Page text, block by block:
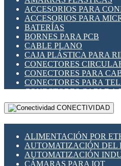
INDICADORES PARA
INTERFACES DE RELÉ
INTERRUPTORES FIN DE
LLAVES
MEDIDORES DE
MOTORES PASO A PASO
PANTALLAS HMI
PLC -CONTROLADORES
PROGRAMADORES DE
RELÉS DE PROTECCIÓN
SENSORES CAPACITIVOS
SENSORES INDUCTIVOS
TEMPORIZADORES
VARIACS
ACCESORIOS PARA
ACCESORIOS PARA
BATERÍAS
BORNES PARA PCB
CABLE PLANO
CAJA PLÁSTICA PARA
CONECTORES
CONECTORES PARA
CONECTORES PARA
CONECTORES CABLE A
CONECTORES PCB A
DIP SWITCHES
HERRAMIENTAS VARIAS
ILUMINACIÓN LED
INTERRUPTORES REED
CONECTIVIDAD
ALIMENTACIÓN POR
AUTOMATIZACIÓN DEL
AUTOMATIZACIÓN
CÁMARAS PARA IOT